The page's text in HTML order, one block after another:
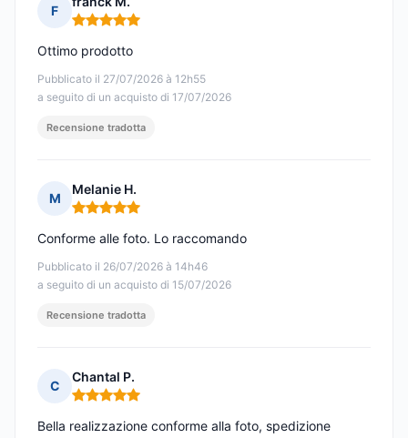
F
Nota: 5 su 5
Pubblicato il 27/07/2026 à 12h55
a seguito di un acquisto di 17/07/2026
Ottimo prodotto
Recensione tradotta
M
Melanie H.
Nota: 5 su 5
Pubblicato il 26/07/2026 à 14h46
a seguito di un acquisto di 15/07/2026
Conforme alle foto. Lo raccomando
Recensione tradotta
C
Chantal P.
Nota: 5 su 5
Bella realizzazione conforme alla foto, spedizione